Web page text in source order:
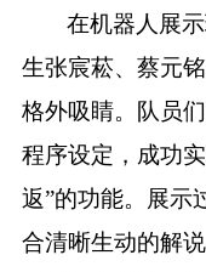
在机器人展
生张宸菘、蔡元
格外吸睛。队员
程序设定，成功
返”的功能。展示
合清晰生动的解